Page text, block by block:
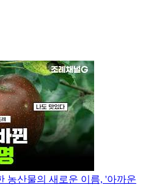
농산물의 새로운 이름, '아까운